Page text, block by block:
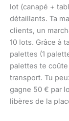
lot (canapé +
détaillants. Ta
clients, un
10 lots. Grâce à ta
palettes (1
palettes te
transport. Tu
gagne 50 € par
libères de la